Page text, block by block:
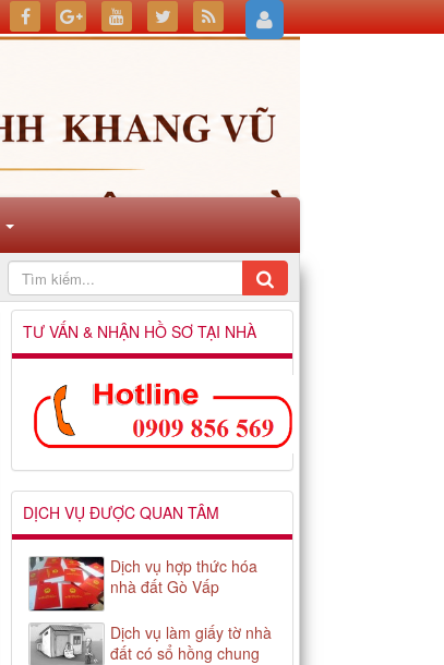
TƯ VẤN & NHẬN HỒ SƠ TẠI NHÀ
DỊCH VỤ ĐƯỢC QUAN TÂM
Dịch vụ hợp thức hóa
nhà đất Gò Vấp
Dịch vụ làm giấy tờ nhà
đất có sổ hồng chung